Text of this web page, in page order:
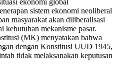
sistem ekonomi neoliberal
masyarakat akan diliberalisasi
kebutuhan mekanisme pasar.
(MK) menyatakan bahwa
dengan Konstitusi UUD 1945,
tidak melaksanakan keputusan